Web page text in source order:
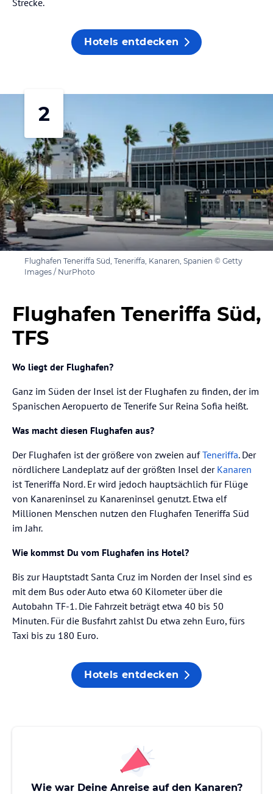
Strecke.
Hotels entdecken
2
Flughafen Teneriffa Süd, Teneriffa, Kanaren, Spanien © Getty
Images / NurPhoto
Flughafen Teneriffa Süd,
TFS
Wo liegt der Flughafen?
Ganz im Süden der Insel ist der Flughafen zu finden, der im
Spanischen Aeropuerto de Tenerife Sur Reina Sofia heißt.
Was macht diesen Flughafen aus?
Der Flughafen ist der größere von zweien aufTeneriffa. Der
nördlichere Landeplatz auf der größten Insel der Kanaren
ist Teneriffa Nord. Er wird jedoch hauptsächlich für Flüge
von Kanareninsel zu Kanareninsel genutzt. Etwa elf
Millionen Menschen nutzen den Flughafen Teneriffa Süd
im Jahr.
Wie kommst Du vom Flughafen ins Hotel?
Bis zur Hauptstadt Santa Cruz im Norden der Insel sind es
mit dem Bus oder Auto etwa 60 Kilometer über die
Autobahn TF-1. Die Fahrzeit beträgt etwa 40 bis 50
Minuten. Für die Busfahrt zahlst Du etwa zehn Euro, fürs
Taxi bis zu 180 Euro.
Hotels entdecken
Wie war Deine Anreise auf den Kanaren?